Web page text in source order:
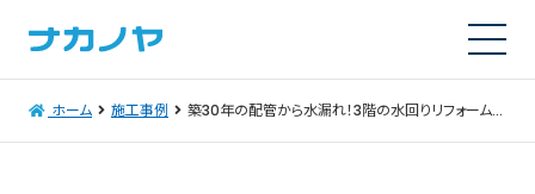
ホーム 施工事例 築30年の配管から水漏れ！3階の水回りリフォーム～LIXILピアラ・リノビオV～｜江東区